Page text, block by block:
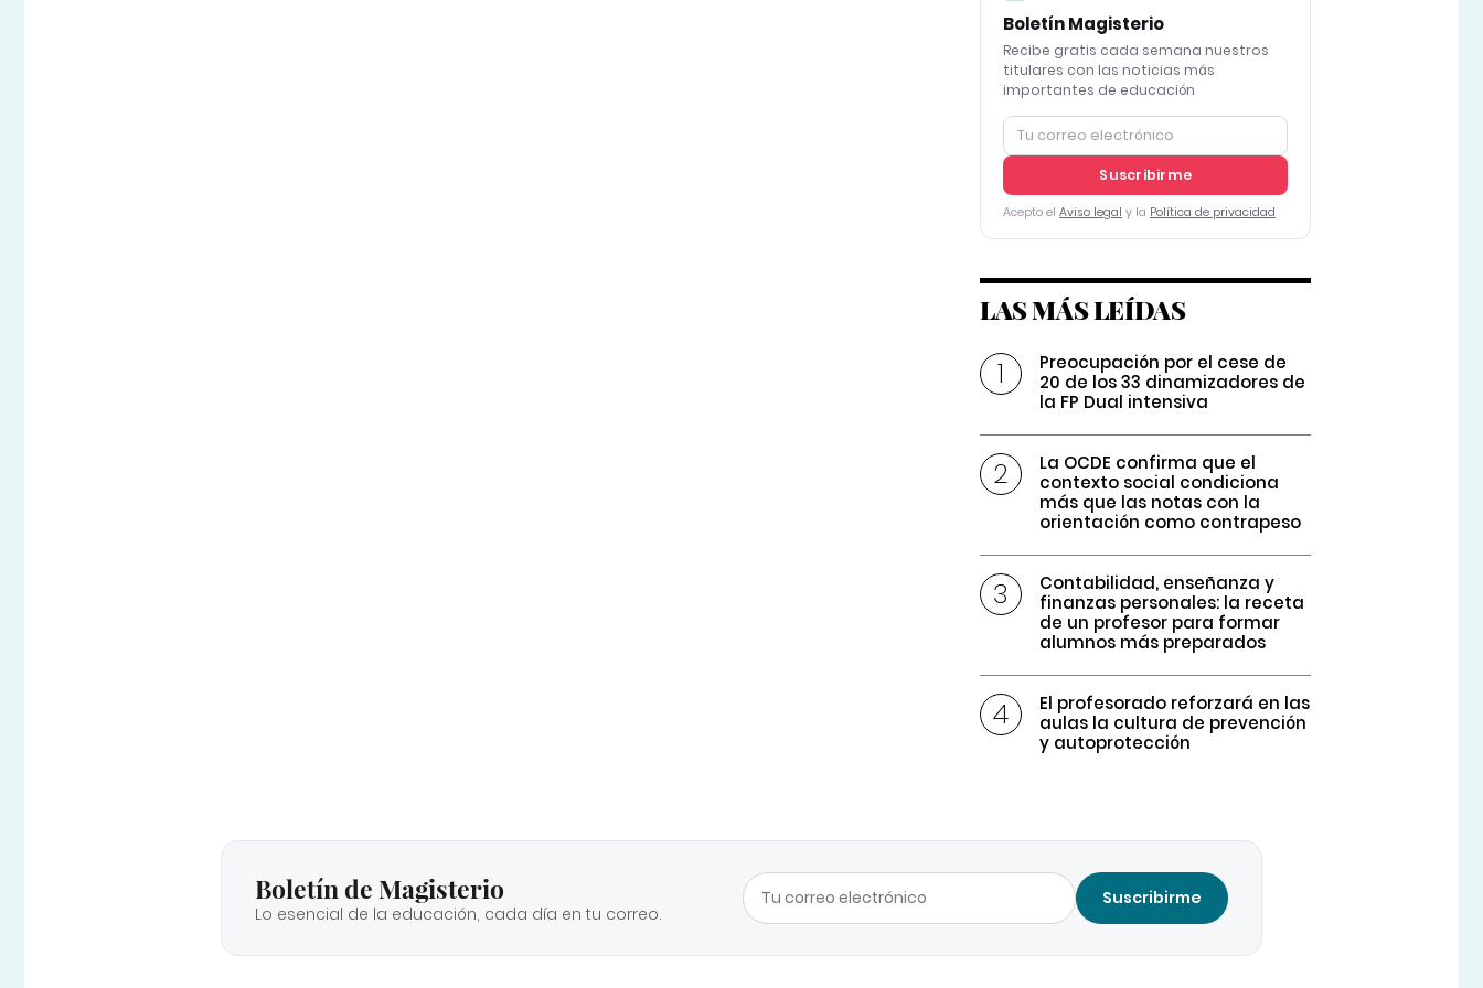
Boletín Magisterio
Recibe gratis cada semana nuestros
titulares con las noticias más
importantes de educación
Suscribirme
Acepto el Aviso legal y la Política de privacidad
LAS MÁS LEÍDAS
Preocupación por el cese de
20 de los 33 dinamizadores de
la FP Dual intensiva
La OCDE confirma que el
contexto social condiciona
más que las notas con la
orientación como contrapeso
Contabilidad, enseñanza y
finanzas personales: la receta
de un profesor para formar
alumnos más preparados
El profesorado reforzará en las
aulas la cultura de prevención
y autoprotección
Boletín de Magisterio
Lo esencial de la educación, cada día en tu correo.
Suscribirme